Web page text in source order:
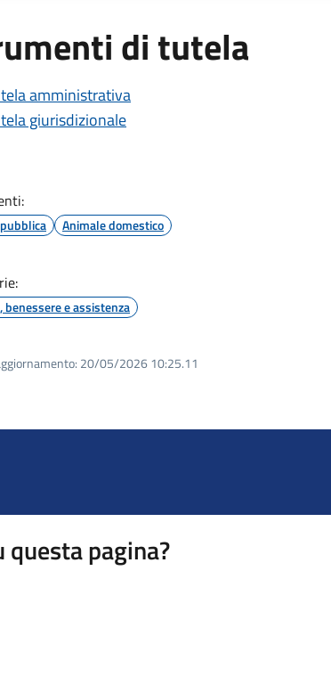
di tutela
amministrativa
giurisdizionale
Animale domestico
benessere e assistenza
20/05/2026 10:25.11
pagina?